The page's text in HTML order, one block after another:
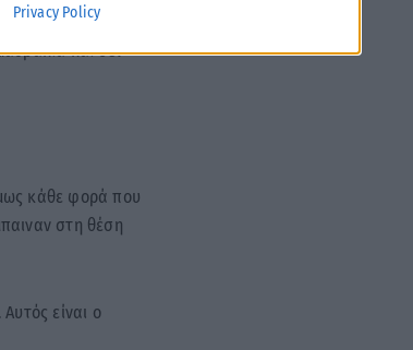
Privacy Policy
και δεν
κάθε φορά που
στη θέση
είναι ο